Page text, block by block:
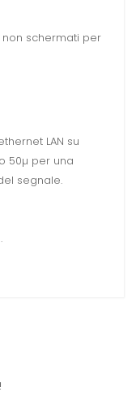
non schermati per
LAN su
50µ per una
segnale.